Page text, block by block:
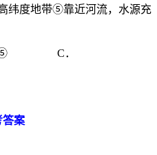
纬度地带⑤靠近河流，水源充
C．
答案